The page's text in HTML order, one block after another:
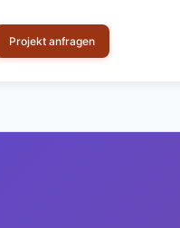
Projekt anfragen